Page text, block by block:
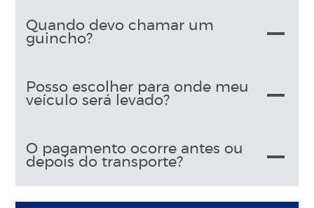
Quando devo chamar um
guincho?
Posso escolher para onde meu
veículo será levado?
O pagamento ocorre antes ou
depois do transporte?